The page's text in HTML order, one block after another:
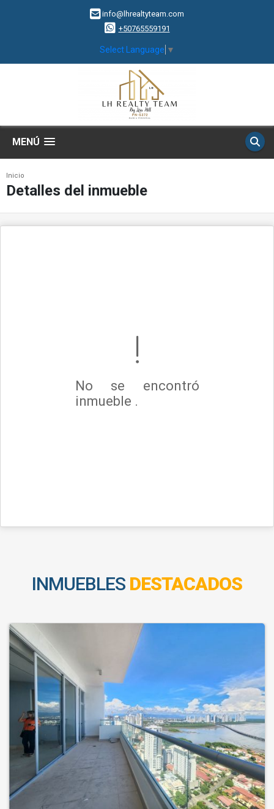
info@lhrealtyteam.com
+50765559191
Select Language ▼
MENÚ
Inicio
Detalles del inmueble
No se encontró
inmueble .
INMUEBLES DESTACADOS